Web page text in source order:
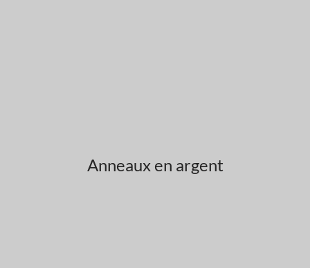
Anneaux en argent